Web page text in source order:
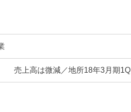
売上高は微減／地所18年3月期1Q